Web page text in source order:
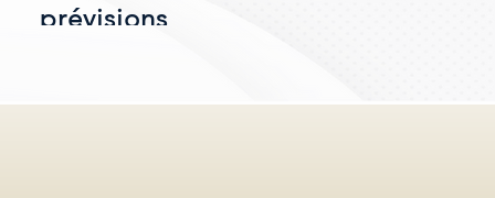
prévisions